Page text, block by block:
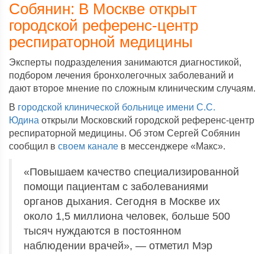
Собянин: В Москве открыт
городской референс-центр
респираторной медицины
Эксперты подразделения занимаются диагностикой,
подбором лечения бронхолегочных заболеваний и
дают второе мнение по сложным клиническим случаям.
В городской клинической больнице имени С.С.
Юдина открыли Московский городской референс-центр
респираторной медицины. Об этом Сергей Собянин
сообщил в своем канале в мессенджере «Макс».
«Повышаем качество специализированной
помощи пациентам с заболеваниями
органов дыхания. Сегодня в Москве их
около 1,5 миллиона человек, больше 500
тысяч нуждаются в постоянном
наблюдении врачей», — отметил Мэр